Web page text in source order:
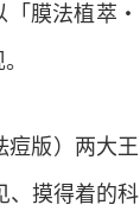
膜法植萃・
痘版）两大王
、摸得着的科